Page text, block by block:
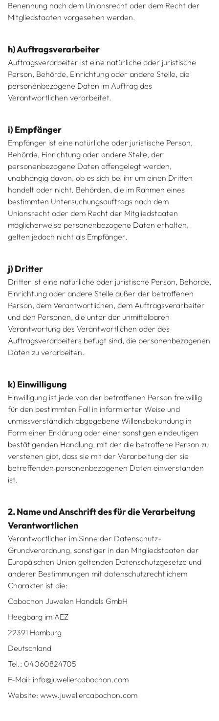
Benennung nach dem Unionsrecht oder dem Recht der
Mitgliedstaaten vorgesehen werden.
h) Auftragsverarbeiter
Auftragsverarbeiter ist eine natürliche oder juristische
Person, Behörde, Einrichtung oder andere Stelle, die
personenbezogene Daten im Auftrag des
Verantwortlichen verarbeitet.
i) Empfänger
Empfänger ist eine natürliche oder juristische Person,
Behörde, Einrichtung oder andere Stelle, der
personenbezogene Daten offengelegt werden,
unabhängig davon, ob es sich bei ihr um einen Dritten
handelt oder nicht. Behörden, die im Rahmen eines
bestimmten Untersuchungsauftrags nach dem
Unionsrecht oder dem Recht der Mitgliedstaaten
möglicherweise personenbezogene Daten erhalten,
gelten jedoch nicht als Empfänger.
j) Dritter
Dritter ist eine natürliche oder juristische Person, Behörde,
Einrichtung oder andere Stelle außer der betroffenen
Person, dem Verantwortlichen, dem Auftragsverarbeiter
und den Personen, die unter der unmittelbaren
Verantwortung des Verantwortlichen oder des
Auftragsverarbeiters befugt sind, die personenbezogenen
Daten zu verarbeiten.
k) Einwilligung
Einwilligung ist jede von der betroffenen Person freiwillig
für den bestimmten Fall in informierter Weise und
unmissverständlich abgegebene Willensbekundung in
Form einer Erklärung oder einer sonstigen eindeutigen
bestätigenden Handlung, mit der die betroffene Person zu
verstehen gibt, dass sie mit der Verarbeitung der sie
betreffenden personenbezogenen Daten einverstanden
ist.
2. Name und Anschrift des für die Verarbeitung
Verantwortlichen
Verantwortlicher im Sinne der Datenschutz-
Grundverordnung, sonstiger in den Mitgliedstaaten der
Europäischen Union geltenden Datenschutzgesetze und
anderer Bestimmungen mit datenschutzrechtlichem
Charakter ist die:
Cabochon Juwelen Handels GmbH
Heegbarg im AEZ
22391 Hamburg
Deutschland
Tel.: 04060824705
E-Mail: info@juweliercabochon.com
Website: www.juweliercabochon.com